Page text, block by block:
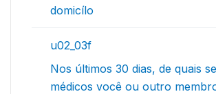
domicílo
u02_03f
Nos últimos 30 dias, de quais
médicos você ou outro